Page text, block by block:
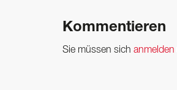
Kommentieren
Sie müssen sich anmelden